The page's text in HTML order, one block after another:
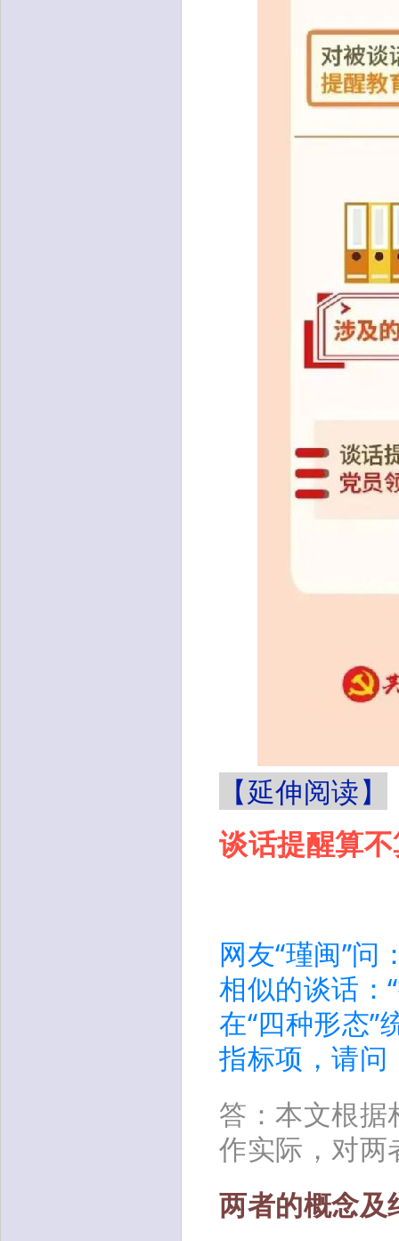
【延伸阅读】
谈话提醒算
网友“瑾闽”
相似的谈话：
在“四种形态”
指标项，请问
答：本文根
作实际，对两
两者的概念及